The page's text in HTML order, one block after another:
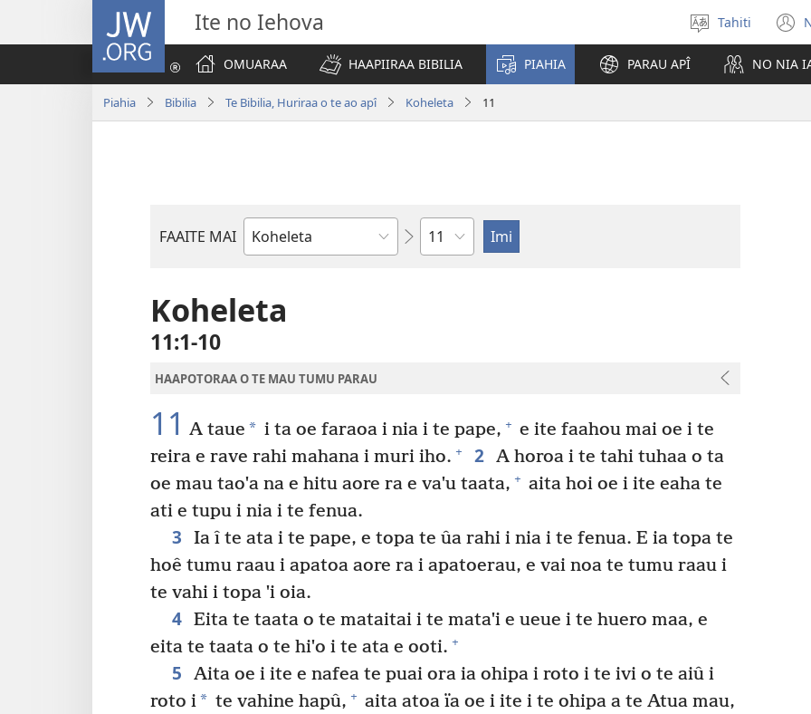
JW.ORG Ite no Iehova
Maiti
te
reo
Tahiti
OMUARAA
HAAPIIRAA BIBILIA PIAHIA PARAU APÎ NO NIA
Piahia Bibilia Te Bibilia, Huriraa o te ao apî Koheleta 11
FAAITE MAI
Buka
Bibilia
Pene
Koheleta
11:1-10
HAAPOTORAA O TE MAU TUMU PARAU
11 A taue * i ta oe faraoa i nia i te pape, + e ite faahou mai oe i te
reira e rave rahi mahana i muri iho. + 2 A horoa i te tahi tuhaa o ta
oe mau taoˈa na e hitu aore ra e vaˈu taata, + aita hoi oe i ite eaha te
ati e tupu i nia i te fenua.
3
Ia î te ata i te pape, e topa te ûa rahi i nia i te fenua. E ia topa te
hoê tumu raau i apatoa aore ra i apatoerau, e vai noa te tumu raau i
te vahi i topa ˈi oia.
4 Eita te taata o te mataitai i te mataˈi e ueue i te huero maa, e
eita te taata o te hiˈo i te ata e ooti. +
5
Aita oe i ite e nafea te puai ora ia ohipa i roto i te ivi o te aiû i
roto i* te vahine hapû, + aita atoa ïa oe i ite i te ohipa a te Atua mau,